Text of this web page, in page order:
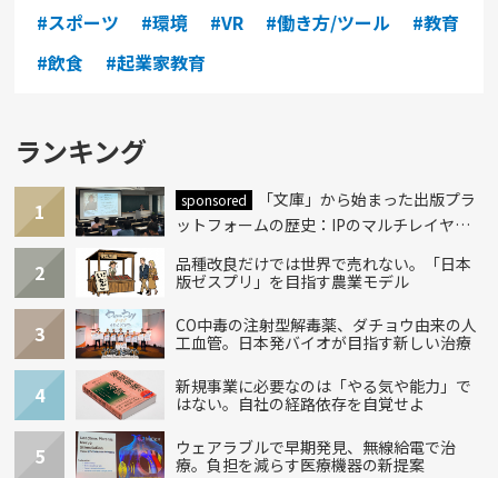
#スポーツ #環境 #VR #働き方/ツール
#教育
#飲食
#起業家教育
ランキング
1 sponsored
「文庫」から始まった出版プラ
ットフォームの歴史：IPのマルチレイヤー
2
品種改良だけでは世界で売れない。「日本
版ゼスプリ」を目指す農業モデル
3
CO中毒の注射型解毒薬、ダチョウ由来の人
工血管。日本発バイオが目指す新しい治療
4
新規事業に必要なのは「やる気や能力」で
はない。自社の経路依存を自覚せよ
5
ウェアラブルで早期発見、無線給電で治
療。負担を減らす医療機器の新提案